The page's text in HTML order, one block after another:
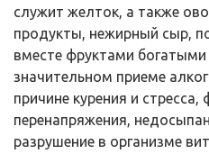
служит желток, а также
продукты, нежирный сыр,
вместе фруктами
значительном приеме
причине курения и стресса,
перенапряжения,
разрушение в организме